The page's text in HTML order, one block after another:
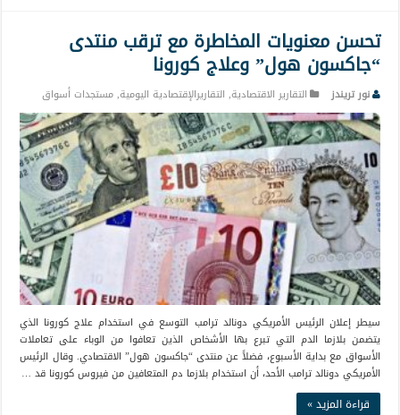
تحسن معنويات المخاطرة مع ترقب منتدى
“جاكسون هول” وعلاج كورونا
نور تريندز التقارير الاقتصادية, التقاريرالإقتصادية اليومية,مستجدات أسواق
سيطر إعلان الرئيس الأمريكي دونالد ترامب التوسع في استخدام علاج كورونا الذي
يتضمن بلازما الدم التي تبرع بها الأشخاص الذين تعافوا من الوباء على تعاملات
الأسواق مع بداية الأسبوع، فضلاً عن منتدى “جاكسون هول” الاقتصادي. وقال الرئيس
الأمريكي دونالد ترامب الأحد، أن استخدام بلازما دم المتعافين من فيروس كورونا قد …
قراءة المزيد »